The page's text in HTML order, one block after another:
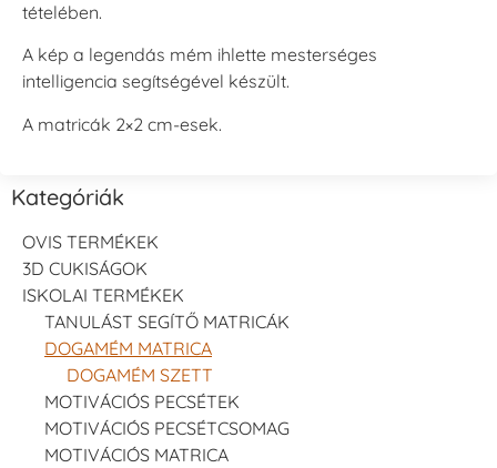
tételében.
A kép a legendás mém ihlette mesterséges
intelligencia segítségével készült.
A matricák 2×2 cm-esek.
Kategóriák
OVIS TERMÉKEK
3D CUKISÁGOK
ISKOLAI TERMÉKEK
TANULÁST SEGÍTŐ MATRICÁK
DOGAMÉM MATRICA
DOGAMÉM SZETT
MOTIVÁCIÓS PECSÉTEK
MOTIVÁCIÓS PECSÉTCSOMAG
MOTIVÁCIÓS MATRICA